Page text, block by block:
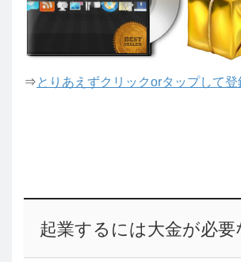
⇒とりあえずクリックorタップして登
起業するには大金が必要